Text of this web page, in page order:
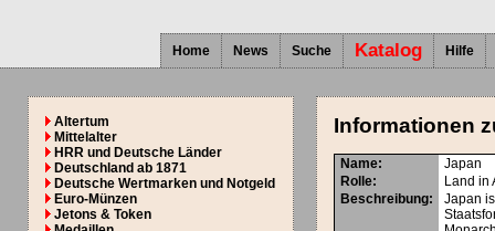
Home News Suche Katalog Hilfe
Altertum
Mittelalter
HRR und Deutsche Länder
Deutschland ab 1871
Deutsche Wertmarken und Notgeld
Euro-Münzen
Jetons & Token
Informationen
Name:
Japan
Rolle:
Land in
Beschreibung:
Japan